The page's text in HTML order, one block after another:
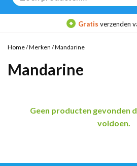
naar:
Gratis verzenden
Home/Merken /Mandarine
Mandarine
Geen producten gevonden
voldoen.